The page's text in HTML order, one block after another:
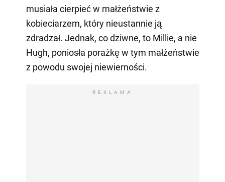
musiała cierpieć w małżeństwie z
kobieciarzem, który nieustannie ją
zdradzał. Jednak, co dziwne, to Millie, a nie
Hugh, poniosła porażkę w tym małżeństwie
z powodu swojej niewierności.
REKLAMA